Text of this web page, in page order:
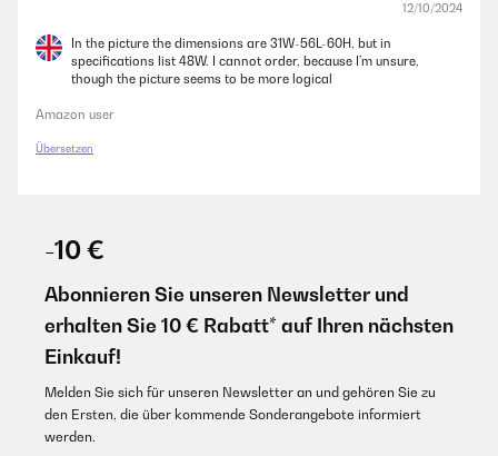
12/10/2024
In the picture the dimensions are 31W-56L-60H, but in
specifications list 48W. I cannot order, because I’m unsure,
though the picture seems to be more logical
Amazon user
Übersetzen
-10 €
Abonnieren Sie unseren Newsletter und
erhalten Sie 10 € Rabatt* auf Ihren nächsten
Einkauf!
Melden Sie sich für unseren Newsletter an und gehören Sie zu
den Ersten, die über kommende Sonderangebote informiert
werden.